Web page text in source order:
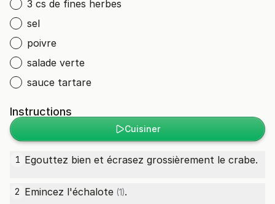
3 cs de fines herbes
sel
poivre
salade verte
sauce tartare
Instructions
Cuisiner
1 Egouttez bien et écrasez grossièrement le crabe.
2 Emincez l'échalote (1).